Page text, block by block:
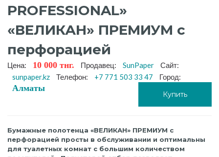
PROFESSIONAL»
«ВЕЛИКАН» ПРЕМИУМ с
перфорацией
Цена: 10 000 тнг. Продавец: SunPaper
Сайт:
sunpaper.kz
Телефон: +7 771 503 33 47 Город:
Алматы
Купить
Бумажные полотенца «ВЕЛИКАН» ПРЕМИУМ с
перфорацией просты в обслуживании и оптимальны
для туалетных комнат с большим количеством